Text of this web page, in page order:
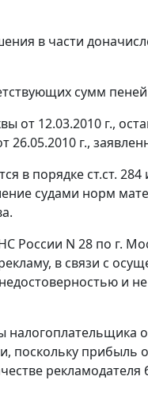
в части
сумм
от 12.03.2010 г.,
26.05.2010 г.,
в порядке ст.ст. 284
судами норм
N 28 по г.
в связи с
и
поскольку